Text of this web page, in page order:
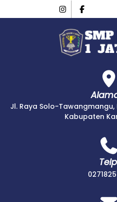
Jl. Raya Solo-Tawangmangu,
Kabupaten